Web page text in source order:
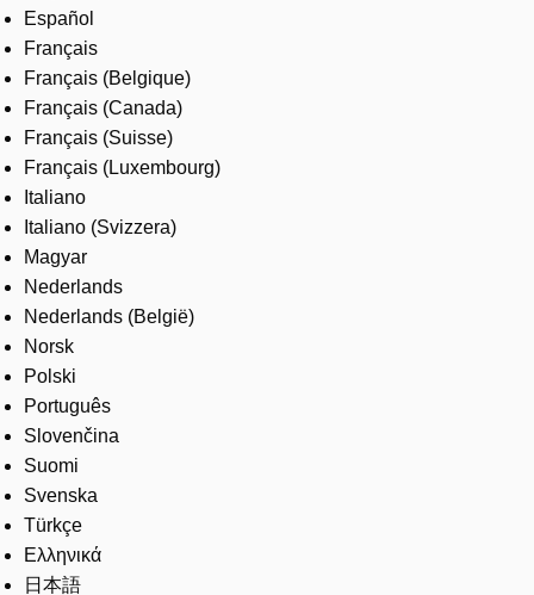
Español
Français
Français (Belgique)
Français (Canada)
Français (Suisse)
Français (Luxembourg)
Italiano
Italiano (Svizzera)
Magyar
Nederlands
Nederlands (België)
Norsk
Polski
Português
Slovenčina
Suomi
Svenska
Türkçe
Ελληνικά
日本語